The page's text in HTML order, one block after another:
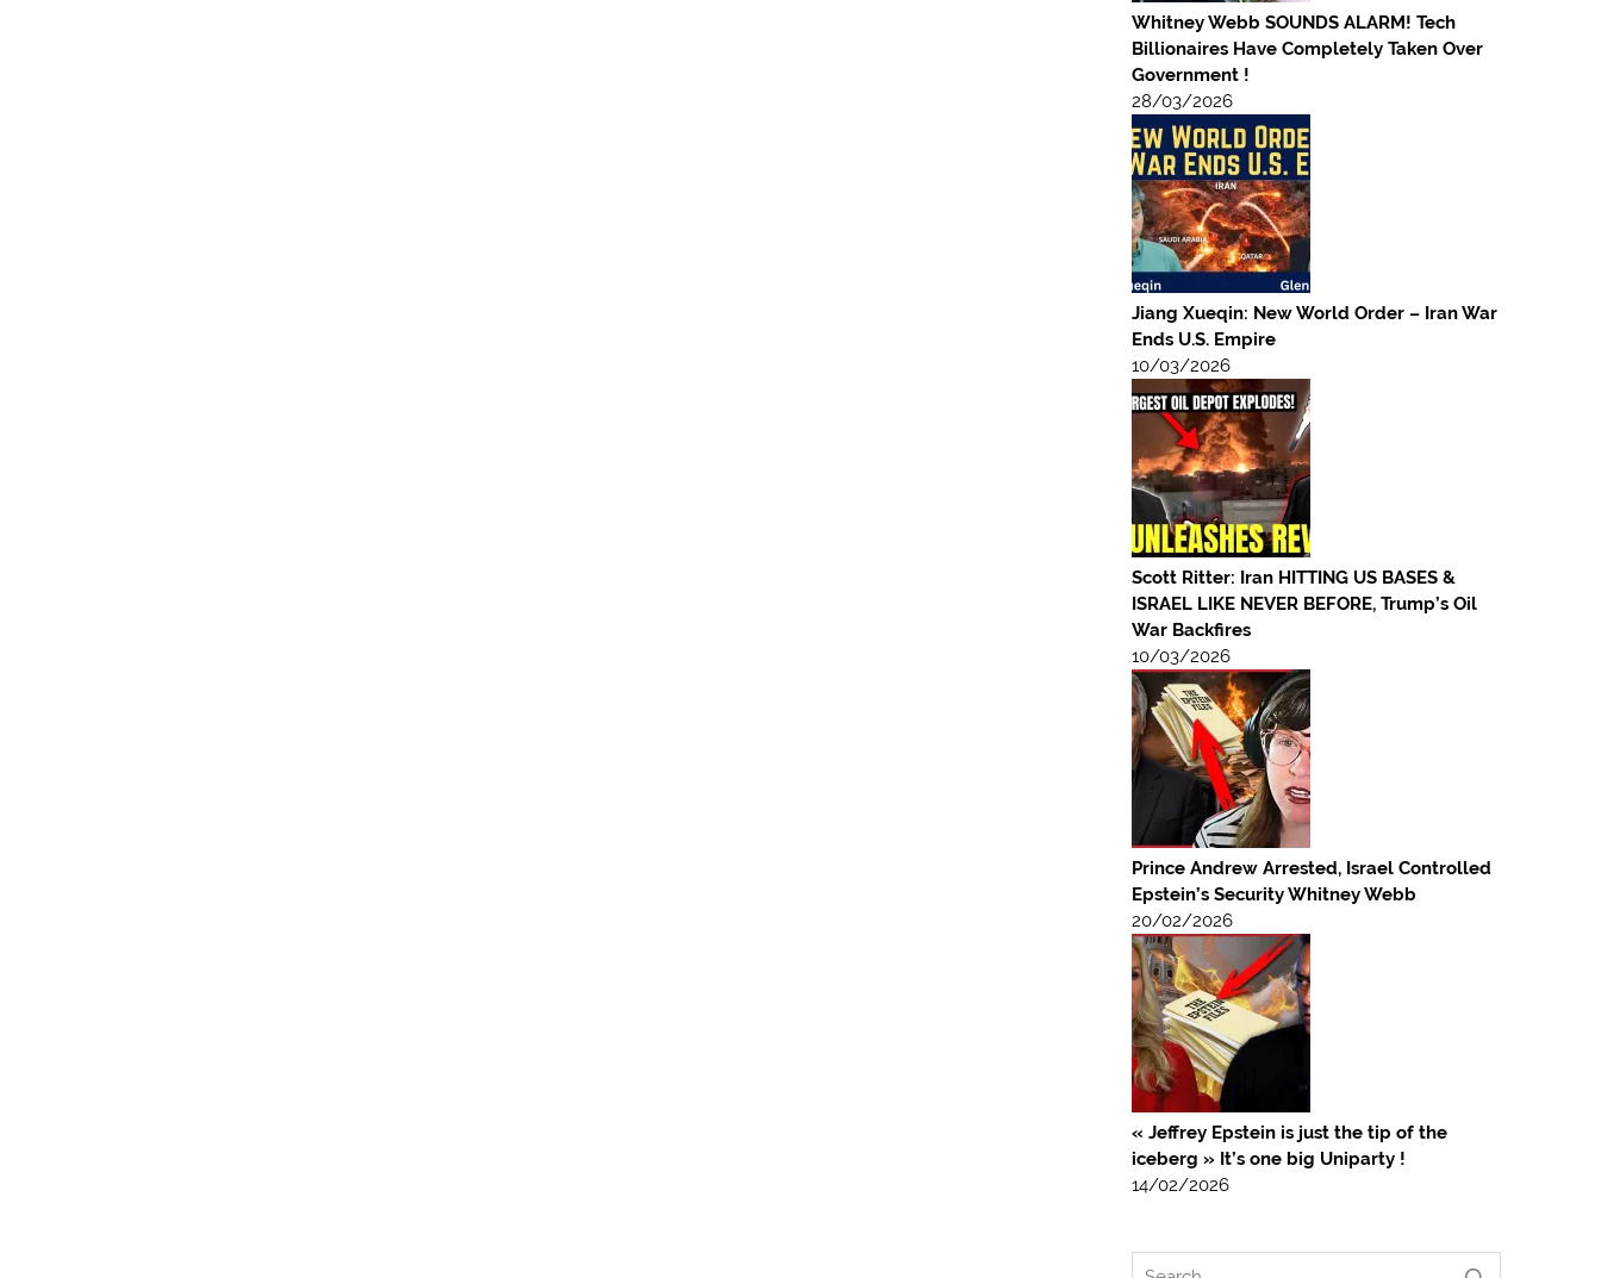
Whitney Webb SOUNDS ALARM! Tech
Billionaires Have Completely Taken Over
Government !
28/03/2026
Jiang Xueqin: New World Order – Iran War
Ends U.S. Empire
10/03/2026
Scott Ritter: Iran HITTING US BASES &
ISRAEL LIKE NEVER BEFORE, Trump’s Oil
War Backfires
10/03/2026
Prince Andrew Arrested, Israel Controlled
Epstein’s Security Whitney Webb
20/02/2026
« Jeffrey Epstein is just the tip of the
iceberg » It’s one big Uniparty !
14/02/2026